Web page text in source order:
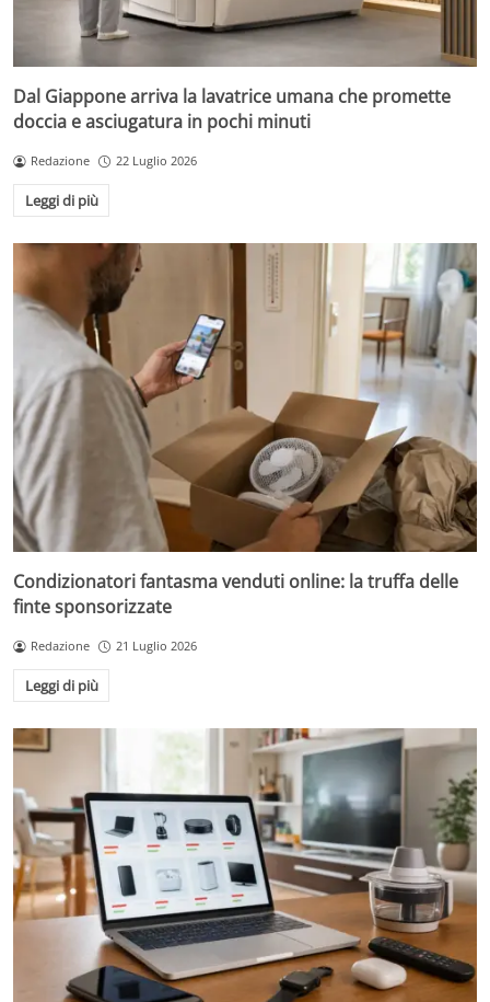
Dal Giappone arriva la lavatrice umana che promette
doccia e asciugatura in pochi minuti
Redazione 22 Luglio 2026
Leggi di più
Condizionatori fantasma venduti online: la truffa delle
finte sponsorizzate
Redazione 21 Luglio 2026
Leggi di più